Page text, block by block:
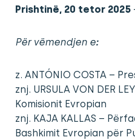
Prishtinë, 20 tetor 2025
Për vëmendjen e:
z. ANTÓNIO COSTA –
znj. URSULA VON DER
Komisionit Evropian
znj. KAJA KALLAS –
Bashkimit Evropian për